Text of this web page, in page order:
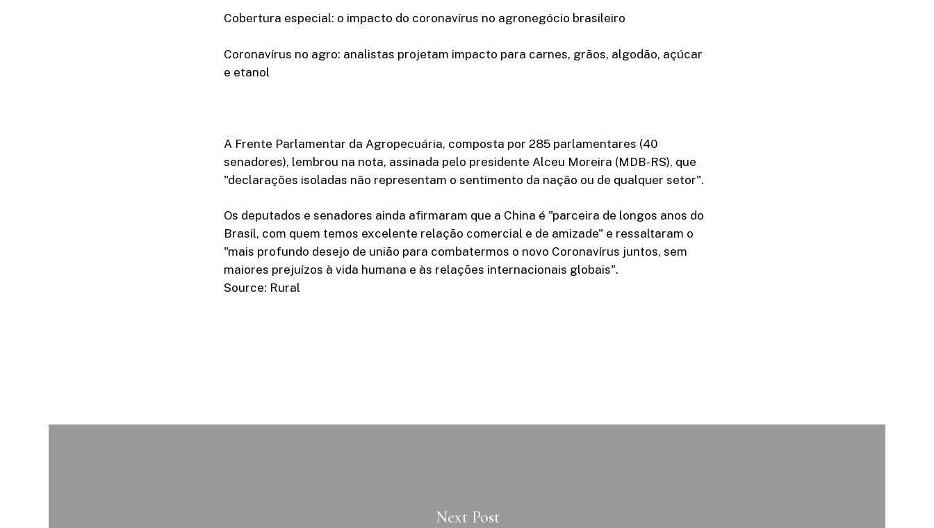
Cobertura especial: o impacto do coronavírus no agronegócio brasileiro
Coronavírus no agro: analistas projetam impacto para carnes, grãos, algodão, açúcar
e etanol
A Frente Parlamentar da Agropecuária, composta por 285 parlamentares (40
senadores), lembrou na nota, assinada pelo presidente Alceu Moreira (MDB-RS), que
"declarações isoladas não representam o sentimento da nação ou de qualquer setor".
Os deputados e senadores ainda afirmaram que a China é "parceira de longos anos do
Brasil, com quem temos excelente relação comercial e de amizade" e ressaltaram o
"mais profundo desejo de união para combatermos o novo Coronavírus juntos, sem
maiores prejuízos à vida humana e às relações internacionais globais".
Source: Rural
Next Post